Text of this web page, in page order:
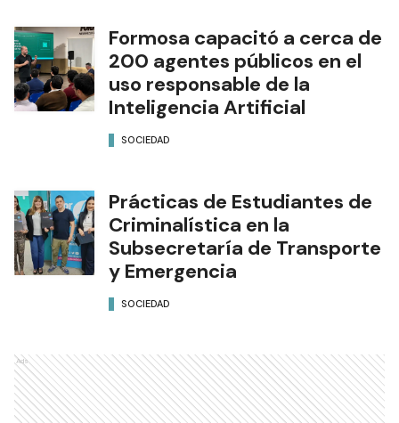
Formosa capacitó a cerca de
200 agentes públicos en el
uso responsable de la
Inteligencia Artificial
SOCIEDAD
Prácticas de Estudiantes de
Criminalística en la
Subsecretaría de Transporte
y Emergencia
SOCIEDAD
Ads